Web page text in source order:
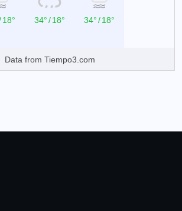
18° 34°/18° 34°/18°
Data from Tiempo3.com